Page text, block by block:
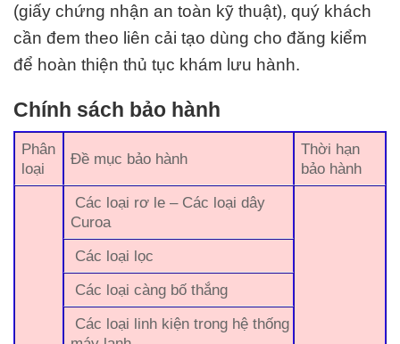
(giấy chứng nhận an toàn kỹ thuật), quý khách
cần đem theo liên cải tạo dùng cho đăng kiểm
để hoàn thiện thủ tục khám lưu hành.
Chính sách bảo hành
Phân
loại
Đề mục bảo hành
Thời hạn
bảo hành
Các loại rơ le – Các loại dây
Curoa
Các loại lọc
Các loại càng bố thắng
Các loại linh kiện trong hệ thống